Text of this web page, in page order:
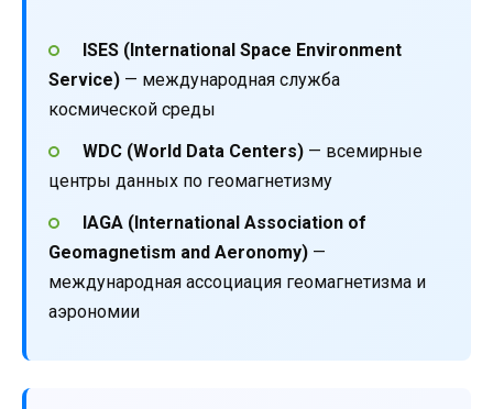
ISES (International Space Environment
Service) — международная служба
космической среды
WDC (World Data Centers)— всемирные
центры данных по геомагнетизму
IAGA (International Association of
Geomagnetism and Aeronomy) —
международная ассоциация геомагнетизма и
аэрономии